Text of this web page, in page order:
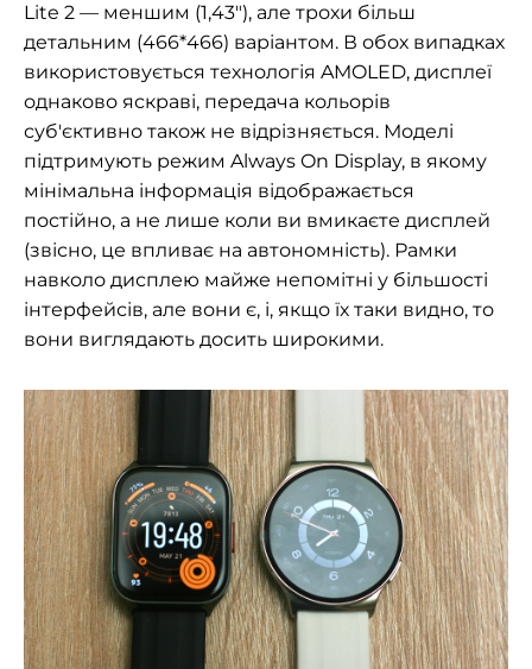
Lite 2 — меншим (1,43"), але трохи більш
детальним (466*466) варіантом. В обох випадках
використовується технологія AMOLED, дисплеї
однаково яскраві, передача кольорів
суб'єктивно також не відрізняється. Моделі
підтримують режим Always On Display, в якому
мінімальна інформація відображається
постійно, а не лише коли ви вмикаєте дисплей
(звісно, це впливає на автономність). Рамки
навколо дисплею майже непомітні у більшості
інтерфейсів, але вони є, і, якщо їх таки видно, то
вони виглядають досить широкими.